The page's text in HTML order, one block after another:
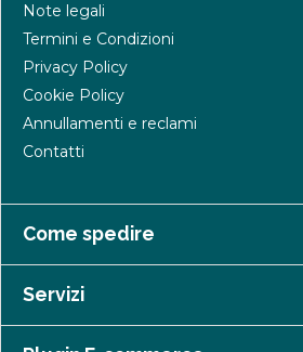
Note legali
Termini e Condizioni
Privacy Policy
Cookie Policy
Annullamenti e reclami
Contatti
Come spedire
Servizi